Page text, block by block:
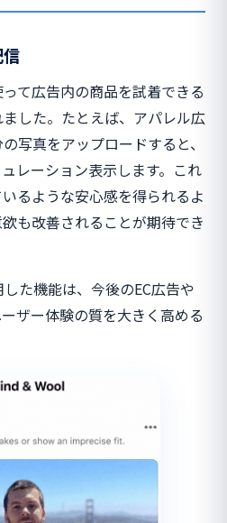
て広告内の商品を試着できる
した。たとえば、アパレル広
写真をアップロードすると、
レーション表示します。これ
るような安心感を得られるよ
も改善されることが期待でき
た機能は、今後のEC広告や
ザー体験の質を大きく高める